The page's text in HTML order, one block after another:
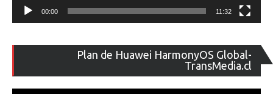
00:00 11:32
Plan de Huawei HarmonyOS Global-
TransMedia.cl
de